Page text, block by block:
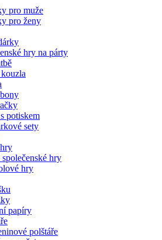
pro muže
pro ženy
hry na párty
potiskem
sety
hry
hry
papíry
polštáře